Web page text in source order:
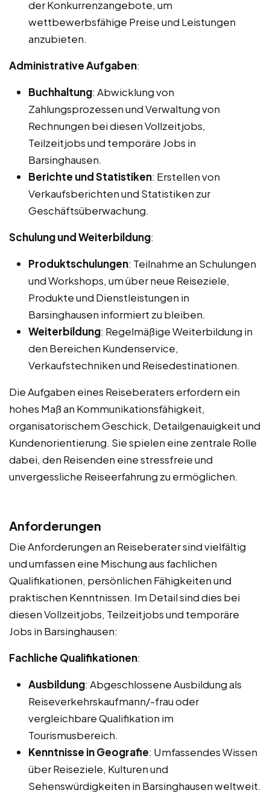
der Konkurrenzangebote, um
wettbewerbsfähige Preise und Leistungen
anzubieten.
Administrative Aufgaben:
Buchhaltung: Abwicklung von
Zahlungsprozessen und Verwaltung von
Rechnungen bei diesen Vollzeitjobs,
Teilzeitjobs und temporäre Jobs in
Barsinghausen.
Berichte und Statistiken: Erstellen von
Verkaufsberichten und Statistiken zur
Geschäftsüberwachung.
Schulung und Weiterbildung:
Produktschulungen: Teilnahme an Schulungen
und Workshops, um über neue Reiseziele,
Produkte und Dienstleistungen in
Barsinghausen informiert zu bleiben.
Weiterbildung: Regelmäßige Weiterbildung in
den Bereichen Kundenservice,
Verkaufstechniken und Reisedestinationen.
Die Aufgaben eines Reiseberaters erfordern ein
hohes Maß an Kommunikationsfähigkeit,
organisatorischem Geschick, Detailgenauigkeit und
Kundenorientierung. Sie spielen eine zentrale Rolle
dabei, den Reisenden eine stressfreie und
unvergessliche Reiseerfahrung zu ermöglichen.
Anforderungen
Die Anforderungen an Reiseberater sind vielfältig
und umfassen eine Mischung aus fachlichen
Qualifikationen, persönlichen Fähigkeiten und
praktischen Kenntnissen. Im Detail sind dies bei
diesen Vollzeitjobs, Teilzeitjobs und temporäre
Jobs in Barsinghausen:
Fachliche Qualifikationen:
Ausbildung: Abgeschlossene Ausbildung als
Reiseverkehrskaufmann/-frau oder
vergleichbare Qualifikation im
Tourismusbereich.
Kenntnisse in Geografie: Umfassendes Wissen
über Reiseziele, Kulturen und
Sehenswürdigkeiten in Barsinghausen weltweit.